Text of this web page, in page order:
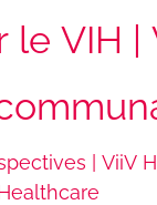
le VIH
| ViiV